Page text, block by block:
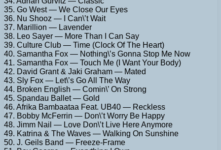
35. Go West — We Close Our Eyes
36. Nu Shooz — I Can\’t Wait
37. Marillion — Lavender
38. Leo Sayer — More Than I Can Say
39. Culture Club — Time (Clock Of The Heart)
40. Samantha Fox — Nothing\’s Gonna Stop Me Now
41. Samantha Fox — Touch Me (I Want Your Body)
42. David Grant & Jaki Graham — Mated
43. Sly Fox — Let\’s Go All The Way
44. Broken English — Comin\’ On Strong
45. Spandau Ballet — Gold
46. Afrika Bambaataa Feat. UB40 — Reckless
47. Bobby McFerrin — Don\’t Worry Be Happy
48. Jimm Nail — Love Don\’t Live Here Anymore
49. Katrina & The Waves — Walking On Sunshine
50. J. Geils Band — Freeze-Frame